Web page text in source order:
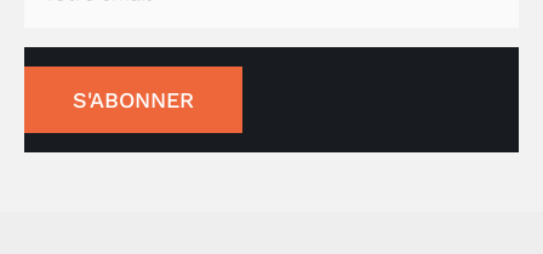
S'ABONNER